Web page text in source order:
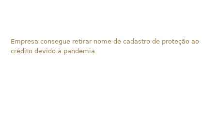
Empresa consegue retirar nome de cadastro de proteção ao
crédito devido à pandemia